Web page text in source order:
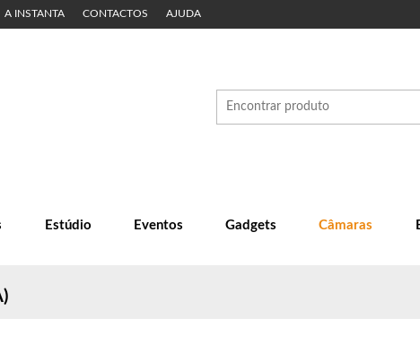
A INSTANTA CONTACTOS AJUDA
Estúdio Eventos Gadgets Câmaras